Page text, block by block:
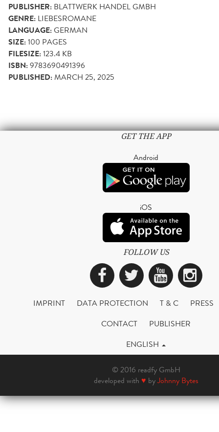
PUBLISHER: BLATTWERK HANDEL GMBH
GENRE: LIEBESROMANE
LANGUAGE:GERMAN
SIZE:100 PAGES
FILESIZE:123.4 KB
ISBN:9783690491396
PUBLISHED:MARCH 25, 2025
GET THE APP
Android
iOS
FOLLOW US
Facebook
Twitter
IMPRINT DATA PROTECTION T & C
PRESS
CONTACT
PUBLISHER
ENGLISH
© 2016 readfy GmbH
developed with ♥ byJohnny Bytes